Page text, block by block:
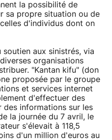
la possibilité de
sa propre situation ou de
d'individus dont on
aux sinistrés, via
organisations
"Kantan kifu" (don
proposée par le groupe
et services internet
d'effectuer des
des informations sur les
la journée du 7 avril, le
s'élevait à 118,5
d'un million d'euros au